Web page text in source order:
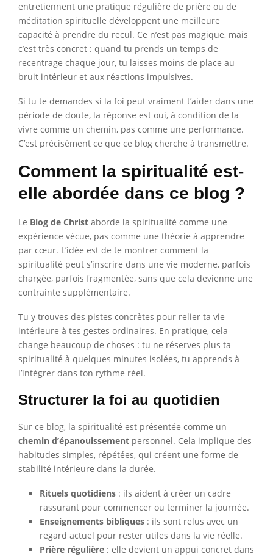
entretiennent une pratique régulière de prière ou de
méditation spirituelle développent une meilleure
capacité à prendre du recul. Ce n’est pas magique, mais
c’est très concret : quand tu prends un temps de
recentrage chaque jour, tu laisses moins de place au
bruit intérieur et aux réactions impulsives.
Si tu te demandes si la foi peut vraiment t’aider dans une
période de doute, la réponse est oui, à condition de la
vivre comme un chemin, pas comme une performance.
C’est précisément ce que ce blog cherche à transmettre.
Comment la spiritualité est-
elle abordée dans ce blog ?
Le Blog de Christ aborde la spiritualité comme une
expérience vécue, pas comme une théorie à apprendre
par cœur. L’idée est de te montrer comment la
spiritualité peut s’inscrire dans une vie moderne, parfois
chargée, parfois fragmentée, sans que cela devienne une
contrainte supplémentaire.
Tu y trouves des pistes concrètes pour relier ta vie
intérieure à tes gestes ordinaires. En pratique, cela
change beaucoup de choses : tu ne réserves plus ta
spiritualité à quelques minutes isolées, tu apprends à
l’intégrer dans ton rythme réel.
Structurer la foi au quotidien
Sur ce blog, la spiritualité est présentée comme un
chemin d’épanouissement personnel. Cela implique des
habitudes simples, répétées, qui créent une forme de
stabilité intérieure dans la durée.
Rituels quotidiens : ils aident à créer un cadre
rassurant pour commencer ou terminer la journée.
Enseignements bibliques : ils sont relus avec un
regard actuel pour rester utiles dans la vie réelle.
Prière régulière : elle devient un appui concret dans